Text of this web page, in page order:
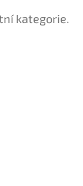
kategorie.